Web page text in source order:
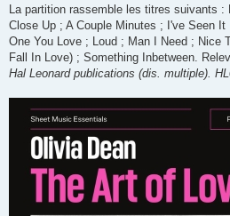
La partition rassemble les titres suivants :
Close Up ; A Couple Minutes ; I've Seen
One You Love ; Loud ; Man I Need ; Nice
Fall In Love) ; Something Inbetween.
Hal Leonard publications (dis. multiple).